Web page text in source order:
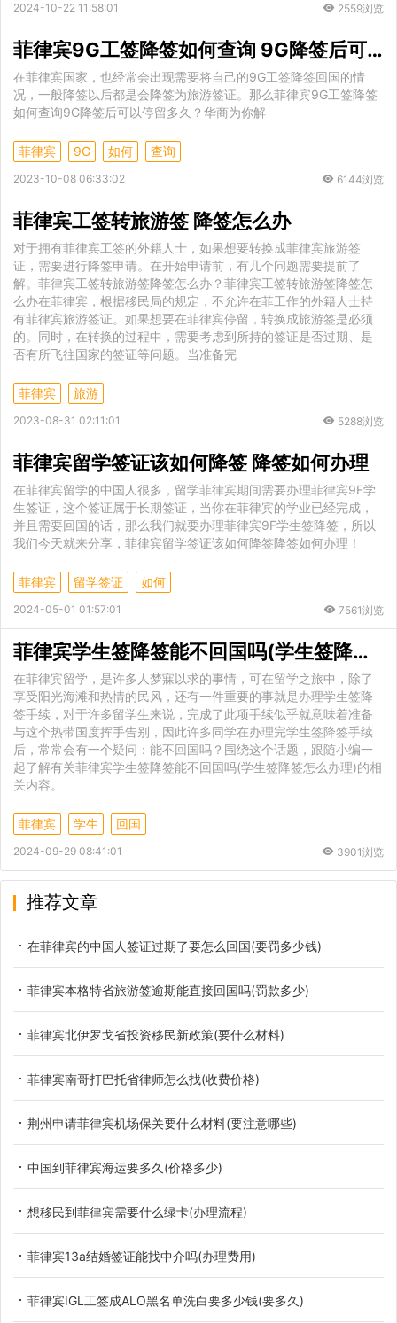
2024-10-22 11:58:01 2559浏览
菲律宾9G工签降签如何查询 9G降签后可以停留多久
在菲律宾国家，也经常会出现需要将自己的9G工签降签回国的情
况，一般降签以后都是会降签为旅游签证。那么菲律宾9G工签降签
如何查询9G降签后可以停留多久？华商为你解
菲律宾 9G 如何 查询
2023-10-08 06:33:02 6144浏览
菲律宾工签转旅游签 降签怎么办
对于拥有菲律宾工签的外籍人士，如果想要转换成菲律宾旅游签
证，需要进行降签申请。在开始申请前，有几个问题需要提前了
解。菲律宾工签转旅游签降签怎么办？菲律宾工签转旅游签降签怎
么办在菲律宾，根据移民局的规定，不允许在菲工作的外籍人士持
有菲律宾旅游签证。如果想要在菲律宾停留，转换成旅游签是必须
的。同时，在转换的过程中，需要考虑到所持的签证是否过期、是
否有所飞往国家的签证等问题。当准备完
菲律宾 旅游
2023-08-31 02:11:01 5288浏览
菲律宾留学签证该如何降签 降签如何办理
在菲律宾留学的中国人很多，留学菲律宾期间需要办理菲律宾9F学
生签证，这个签证属于长期签证，当你在菲律宾的学业已经完成，
并且需要回国的话，那么我们就要办理菲律宾9F学生签降签，所以
我们今天就来分享，菲律宾留学签证该如何降签降签如何办理！
菲律宾 留学签证 如何
2024-05-01 01:57:01 7561浏览
菲律宾学生签降签能不回国吗(学生签降签怎么办理)
在菲律宾留学，是许多人梦寐以求的事情，可在留学之旅中，除了
享受阳光海滩和热情的民风，还有一件重要的事就是办理学生签降
签手续，对于许多留学生来说，完成了此项手续似乎就意味着准备
与这个热带国度挥手告别，因此许多同学在办理完学生签降签手续
后，常常会有一个疑问：能不回国吗？围绕这个话题，跟随小编一
起了解有关菲律宾学生签降签能不回国吗(学生签降签怎么办理)的相
关内容。
菲律宾 学生 回国
2024-09-29 08:41:01 3901浏览
推荐文章
在菲律宾的中国人签证过期了要怎么回国(要罚多少钱)
菲律宾本格特省旅游签逾期能直接回国吗(罚款多少)
菲律宾北伊罗戈省投资移民新政策(要什么材料)
菲律宾南哥打巴托省律师怎么找(收费价格)
荆州申请菲律宾机场保关要什么材料(要注意哪些)
中国到菲律宾海运要多久(价格多少)
想移民到菲律宾需要什么绿卡(办理流程)
菲律宾13a结婚签证能找中介吗(办理费用)
菲律宾IGL工签成ALO黑名单洗白要多少钱(要多久)